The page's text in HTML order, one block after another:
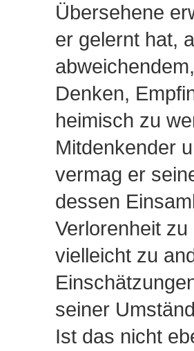
Übersehene
er gelernt hat,
Denken,
heimisch zu
Mitdenkender
vermag er
dessen
Verlorenheit
vielleicht zu
seiner
Ist das nicht